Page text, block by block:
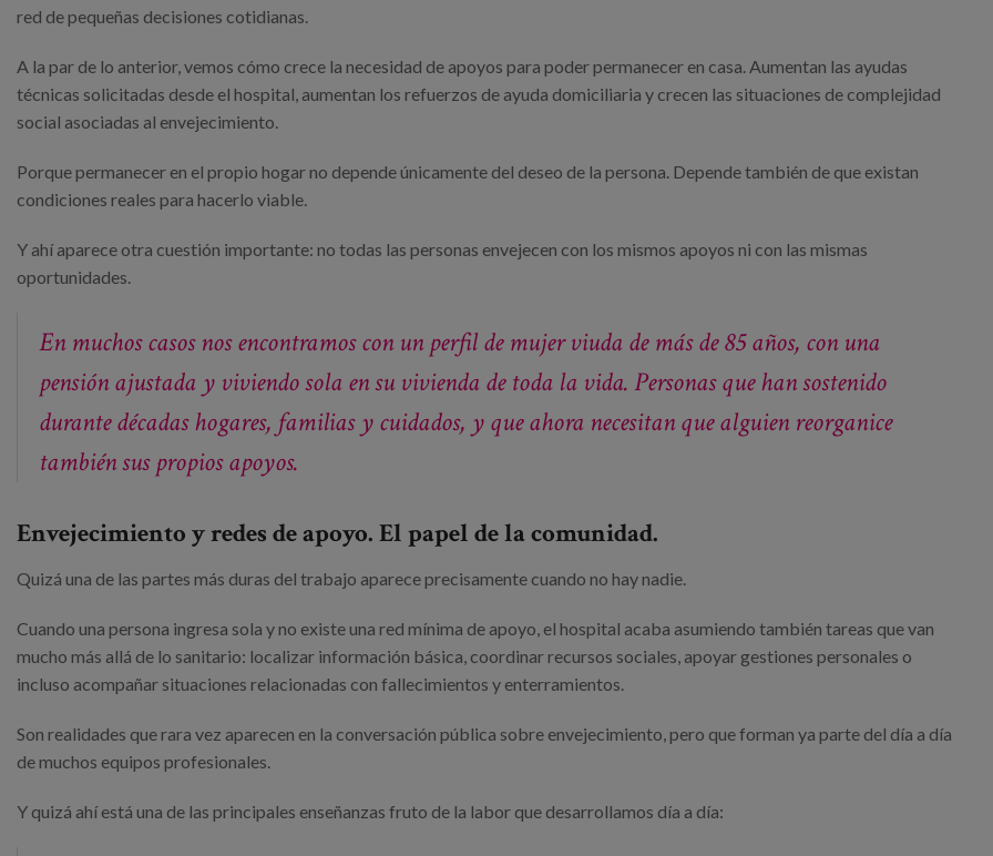
red de pequeñas decisiones cotidianas.
A la par de lo anterior, vemos cómo crece la necesidad de apoyos para poder permanecer en casa. Aumentan las ayudas
técnicas solicitadas desde el hospital, aumentan los refuerzos de ayuda domiciliaria y crecen las situaciones de complejidad
social asociadas al envejecimiento.
Porque permanecer en el propio hogar no depende únicamente del deseo de la persona. Depende también de que existan
condiciones reales para hacerlo viable.
Y ahí aparece otra cuestión importante: no todas las personas envejecen con los mismos apoyos ni con las mismas
oportunidades.
En muchos casos nos encontramos con un perfil de mujer viuda de más de 85 años, con una
pensión ajustada y viviendo sola en su vivienda de toda la vida. Personas que han sostenido
durante décadas hogares, familias y cuidados, y que ahora necesitan que alguien reorganice
también sus propios apoyos.
Envejecimiento y redes de apoyo. El papel de la comunidad.
Quizá una de las partes más duras del trabajo aparece precisamente cuando no hay nadie.
Cuando una persona ingresa sola y no existe una red mínima de apoyo, el hospital acaba asumiendo también tareas que van
mucho más allá de lo sanitario: localizar información básica, coordinar recursos sociales, apoyar gestiones personales o
incluso acompañar situaciones relacionadas con fallecimientos y enterramientos.
Son realidades que rara vez aparecen en la conversación pública sobre envejecimiento, pero que forman ya parte del día a día
de muchos equipos profesionales.
Y quizá ahí está una de las principales enseñanzas fruto de la labor que desarrollamos día a día: